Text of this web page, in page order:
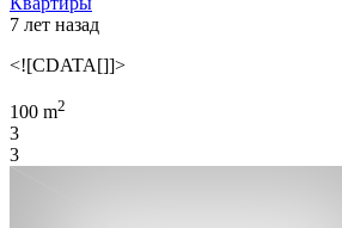
7 лет назад
<![CDATA[]]>
100 m2
3
3